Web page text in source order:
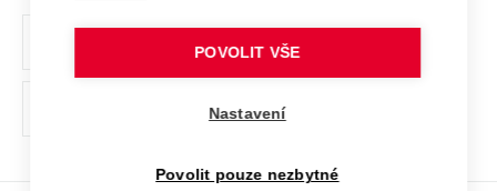
Ochrana osobních údajů
odkaz)
POVOLIT VŠE
Nastavení
Povolit pouze nezbytné